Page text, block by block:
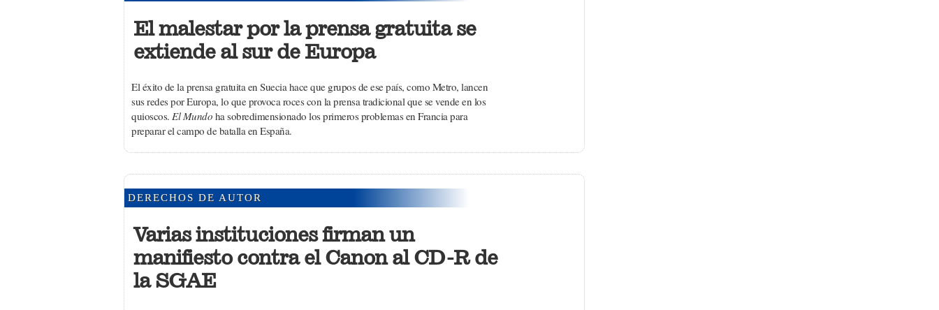
El malestar por la prensa gratuita se
extiende al sur de Europa
El éxito de la prensa gratuita en Suecia hace que grupos de ese país, como Metro, lancen
sus redes por Europa, lo que provoca roces con la prensa tradicional que se vende en los
quioscos. El Mundo ha sobredimensionado los primeros problemas en Francia para
preparar el campo de batalla en España.
DERECHOS DE AUTOR
Varias instituciones firman un
manifiesto contra el Canon al CD-R de
la SGAE